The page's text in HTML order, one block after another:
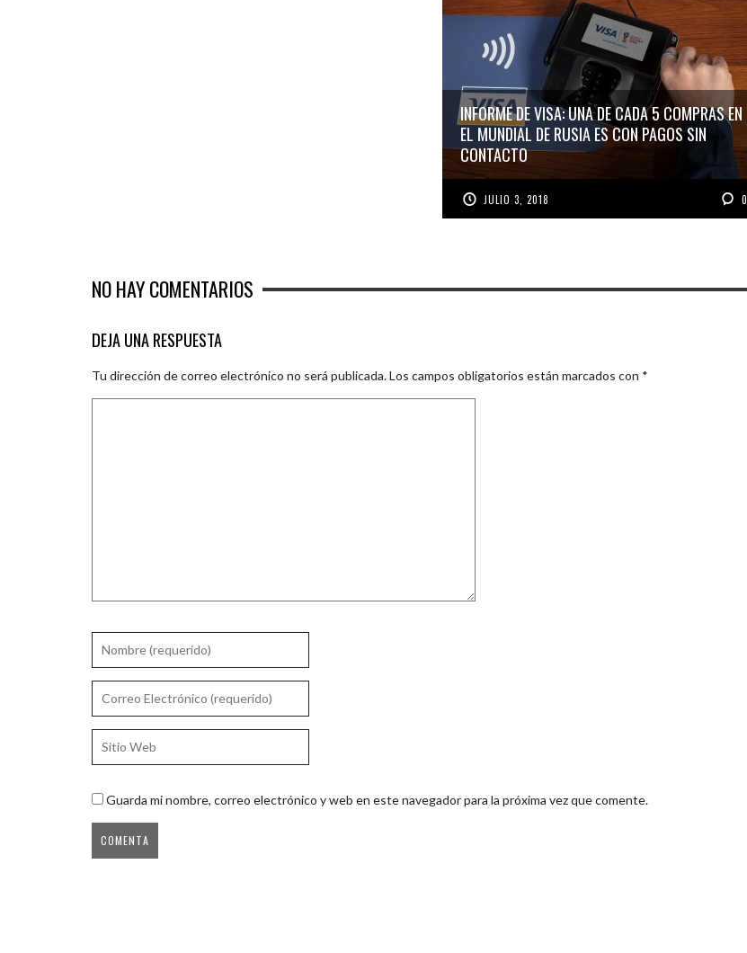
INFORME DE VISA: UNA DE CADA 5 COMPRAS EN
EL MUNDIAL DE RUSIA ES CON PAGOS SIN
CONTACTO
JULIO 3, 2018 0
NO HAY COMENTARIOS
DEJA UNA RESPUESTA
Tu dirección de correo electrónico no será publicada.Los campos obligatorios están marcados con *
Guarda mi nombre, correo electrónico y web en este navegador para la próxima vez que comente.